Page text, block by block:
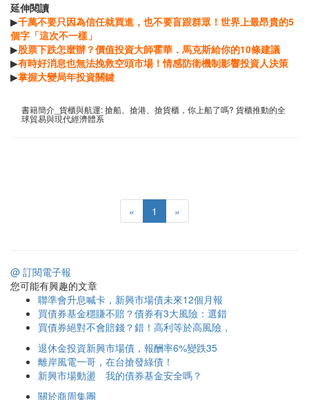
延伸閱讀
▶千萬不要只因為信任就買進，也不要盲跟群眾！世界上最昂貴的5
個字「這次不一樣」
▶股票下跌怎麼辦？價值投資大師霍華．馬克斯給你的10條建議
▶有時好消息也無法挽救空頭市場！情感防衛機制影響投資人決策
▶掌握大變局年投資關鍵
書籍簡介_貨櫃與航運: 搶船、搶港、搶貨櫃，你上船了嗎? 貨櫃推動的全
球貿易與現代經濟體系
« 1 »
@ 訂閱電子報
您可能有興趣的文章
聯準會升息喊卡，新興市場債未來12個月報
買債券基金穩賺不賠？債券有3大風險：選錯
買債券絕對不會賠錢？錯！高利等於高風險，
退休金投資新興市場債，報酬率6%變跌35
離岸風電一哥，在台搶發綠債！
新興市場動盪 我的債券基金安全嗎？
關於商周集團